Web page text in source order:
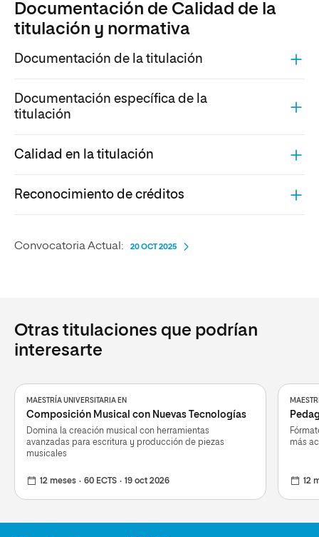
Documentación de Calidad de la
titulación y normativa
Documentación de la titulación
Documentación específica de la
titulación
Calidad en la titulación
Reconocimiento de créditos
Convocatoria Actual: 20 OCT 2025
Otras titulaciones que podrían
interesarte
MAESTRÍA UNIVERSITARIA EN
Composición Musical con Nuevas Tecnologías
Domina la creación musical con herramientas
avanzadas para escritura y producción de piezas
musicales
12 meses 60 ECTS 19 oct 2026
más
12